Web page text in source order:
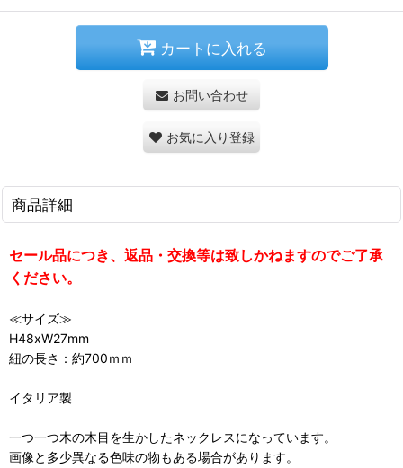
カートに入れる
お問い合わせ
お気に入り登録
商品詳細
セール品につき、返品・交換等は致しかねますのでご了承
ください。
≪サイズ≫
H48xW27mm
紐の長さ：約700ｍｍ
イタリア製
一つ一つ木の木目を生かしたネックレスになっています。
画像と多少異なる色味の物もある場合があります。